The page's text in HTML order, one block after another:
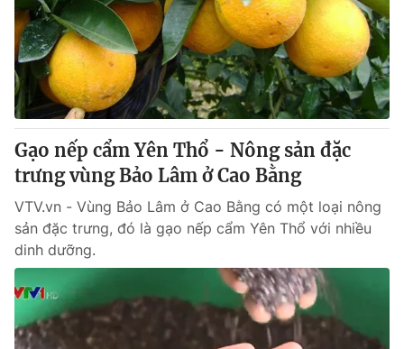
Gạo nếp cẩm Yên Thổ - Nông sản đặc
trưng vùng Bảo Lâm ở Cao Bằng
VTV.vn - Vùng Bảo Lâm ở Cao Bằng có một loại nông
sản đặc trưng, đó là gạo nếp cẩm Yên Thổ với nhiều
dinh dưỡng.